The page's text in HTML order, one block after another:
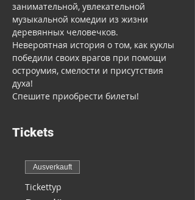
занимательной, увлекательной
музыкальной комедии из жизни
деревянных человечков.
Невероятная история о том, как куклы
победили своих врагов при помощи
остроумия, смелости и присутствия
духа!
Спешите приобрести билеты!
Tickets
Ausverkauft
Tickettyp